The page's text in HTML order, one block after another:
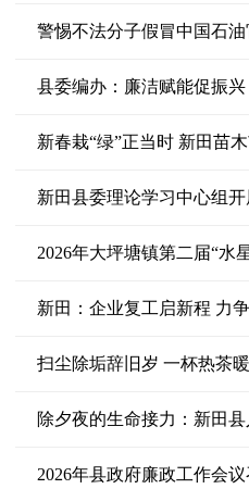
警惕不法分子假冒中国石油
县委编办：廉洁赋能促振
新春栽“绿”正当时 新田苗
新田县委理论学习中心组
2026年大坪塘镇第二届“水
新田：企业复工启新程 力
扫尘除垢辞旧岁 一杯热茶
除夕夜的生命接力：新田
2026年县政府廉政工作会